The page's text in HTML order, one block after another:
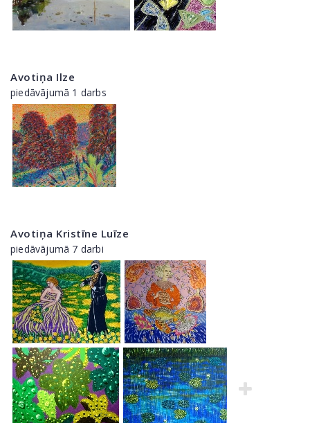
Avotiņa Ilze
piedāvājumā 1 darbs
Avotiņa Kristīne Luīze
piedāvājumā 7 darbi